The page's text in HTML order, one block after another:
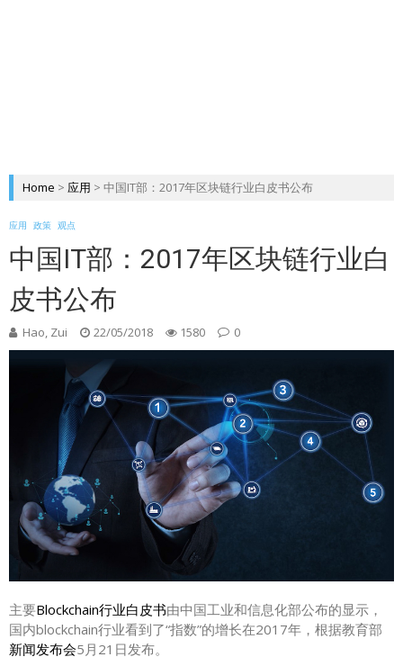
Home > 应用 > 中国IT部：2017年区块链行业白皮书公布
应用 政策 观点
中国IT部：2017年区块链行业白
皮书公布
Hao, Zui 22/05/2018 1580 0
主要Blockchain行业白皮书由中国工业和信息化部公布的显示，
国内blockchain行业看到了“指数”的增长在2017年，根据教育部
新闻发布会5月21日发布。